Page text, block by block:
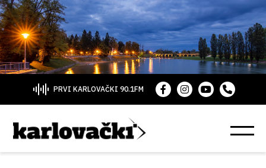
PRVI KARLOVAČKI 90.1FM